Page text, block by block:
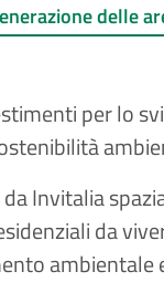
delle
per lo
Invitalia
da